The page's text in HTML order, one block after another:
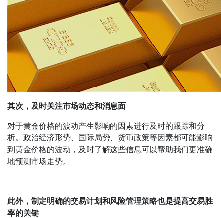
其次，及时关注市场动态和消息面
对于黄金价格的波动产生影响的因素进行及时的跟踪和分
析。政治经济形势、国际局势、货币政策等因素都可能影响
到黄金价格的波动，及时了解这些信息可以帮助我们更准确
地预测市场走势。
此外，制定明确的交易计划和风险管理策略也是提高交易胜
率的关键